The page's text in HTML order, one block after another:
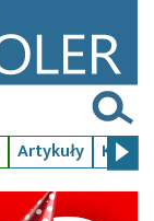
Artykuły Kursy